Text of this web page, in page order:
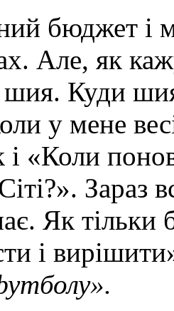
бюджет і
Але, як
Куди шия
у мене
і «Коли
Зараз
Як тільки
і